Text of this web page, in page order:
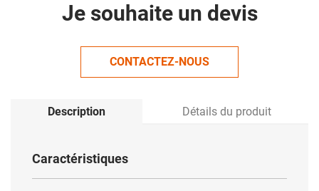
Je souhaite un devis
CONTACTEZ-NOUS
Description Détails du produit
Caractéristiques